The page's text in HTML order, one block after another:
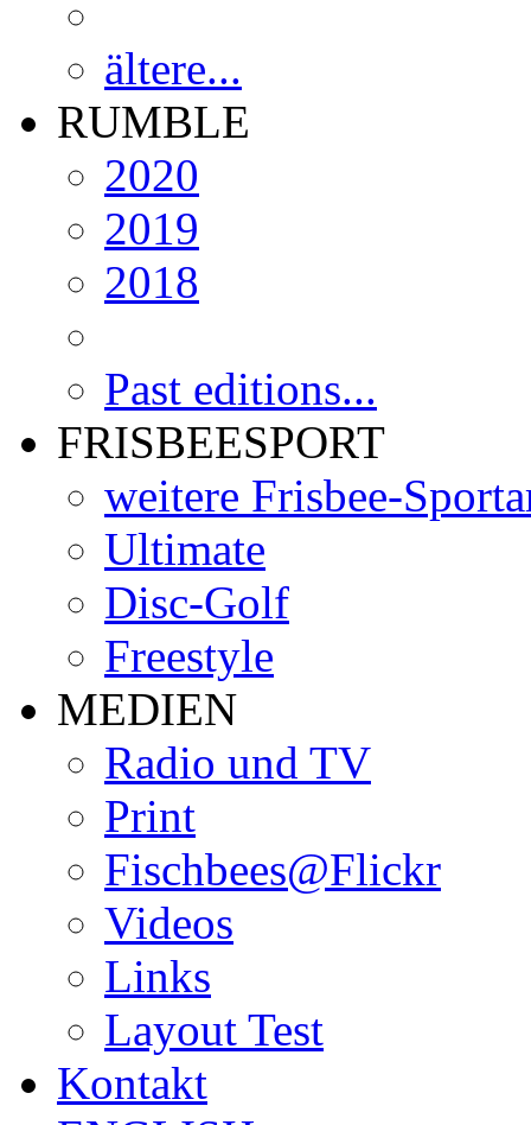
ältere...
RUMBLE
2020
2019
2018
Past editions...
FRISBEESPORT
weitere Frisbee-
Ultimate
Disc-Golf
Freestyle
MEDIEN
Radio und TV
Print
Fischbees@Flickr
Videos
Links
Layout Test
Kontakt